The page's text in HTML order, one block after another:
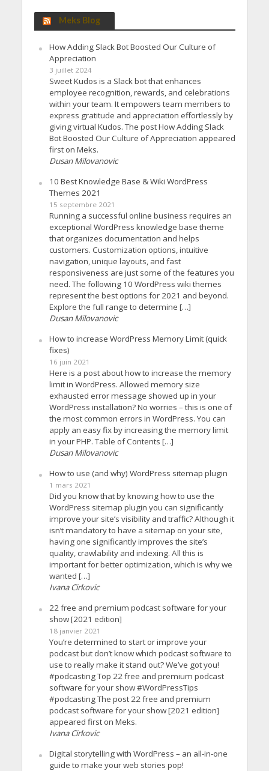
Meks Blog
How Adding Slack Bot Boosted Our Culture of
Appreciation
3 juillet 2024
Sweet Kudos is a Slack bot that enhances
employee recognition, rewards, and celebrations
within your team. It empowers team members to
express gratitude and appreciation effortlessly by
giving virtual Kudos. The post How Adding Slack
Bot Boosted Our Culture of Appreciation appeared
first on Meks.
Dusan Milovanovic
10 Best Knowledge Base & Wiki WordPress
Themes 2021
15 septembre 2021
Running a successful online business requires an
exceptional WordPress knowledge base theme
that organizes documentation and helps
customers. Customization options, intuitive
navigation, unique layouts, and fast
responsiveness are just some of the features you
need. The following 10 WordPress wiki themes
represent the best options for 2021 and beyond.
Explore the full range to determine […]
Dusan Milovanovic
How to increase WordPress Memory Limit (quick
fixes)
16 juin 2021
Here is a post about how to increase the memory
limit in WordPress. Allowed memory size
exhausted error message showed up in your
WordPress installation? No worries – this is one of
the most common errors in WordPress. You can
apply an easy fix by increasing the memory limit
in your PHP. Table of Contents […]
Dusan Milovanovic
How to use (and why) WordPress sitemap plugin
1 mars 2021
Did you know that by knowing how to use the
WordPress sitemap plugin you can significantly
improve your site’s visibility and traffic? Although it
isn’t mandatory to have a sitemap on your site,
having one significantly improves the site’s
quality, crawlability and indexing. All this is
important for better optimization, which is why we
wanted […]
Ivana Cirkovic
22 free and premium podcast software for your
show [2021 edition]
18 janvier 2021
You’re determined to start or improve your
podcast but don’t know which podcast software to
use to really make it stand out? We’ve got you!
#podcasting Top 22 free and premium podcast
software for your show #WordPressTips
#podcasting The post 22 free and premium
podcast software for your show [2021 edition]
appeared first on Meks.
Ivana Cirkovic
Digital storytelling with WordPress – an all-in-one
guide to make your web stories pop!